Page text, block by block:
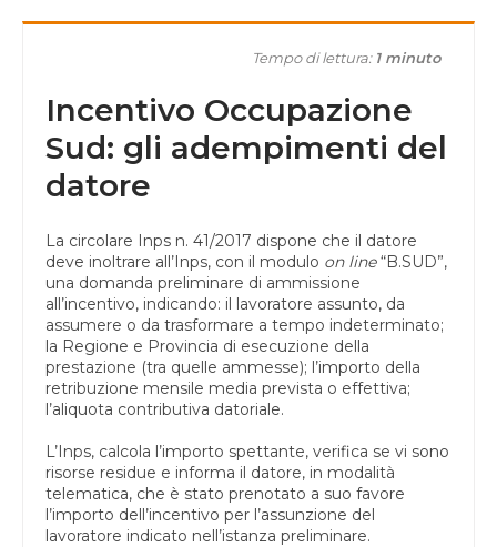
Tempo di lettura: 1 minuto
Incentivo Occupazione
Sud: gli adempimenti del
datore
La circolare Inps n. 41/2017 dispone che il datore
deve inoltrare all’Inps, con il modulo on line“B.SUD”,
una domanda preliminare di ammissione
all’incentivo, indicando: il lavoratore assunto, da
assumere o da trasformare a tempo indeterminato;
la Regione e Provincia di esecuzione della
prestazione (tra quelle ammesse); l’importo della
retribuzione mensile media prevista o effettiva;
l’aliquota contributiva datoriale.
L’Inps, calcola l’importo spettante, verifica se vi sono
risorse residue e informa il datore, in modalità
telematica, che è stato prenotato a suo favore
l’importo dell’incentivo per l’assunzione del
lavoratore indicato nell’istanza preliminare.